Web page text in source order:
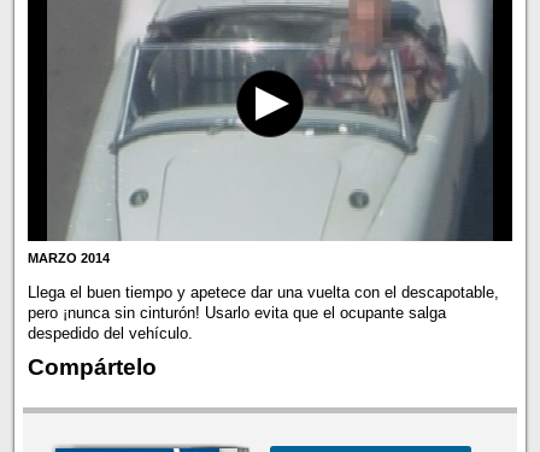
MARZO 2014
Llega el buen tiempo y apetece dar una vuelta con el descapotable,
pero ¡nunca sin cinturón! Usarlo evita que el ocupante salga
despedido del vehículo.
Compártelo